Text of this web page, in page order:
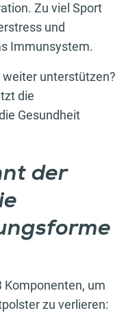
Zu viel Sport
und
Immunsystem.
unterstützen?
die
Gesundheit
der
Komponenten, um
zu verlieren: